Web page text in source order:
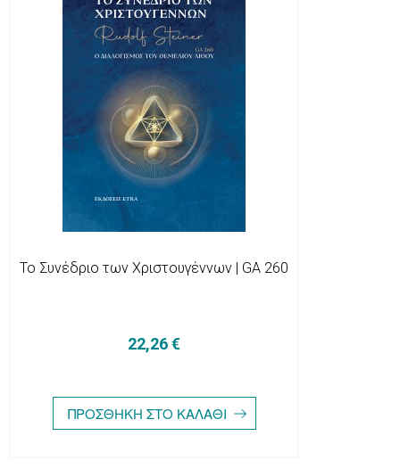
Το Συνέδριο των Χριστουγέννων | GA 260
22,26 €